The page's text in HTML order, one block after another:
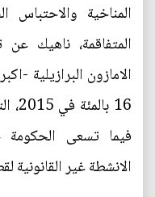
المناخية والاحتباس
المتفاقمة، ناهيك
الامازون البرازيلية -
16
فيما تسعى
الانشطة غير القانونية